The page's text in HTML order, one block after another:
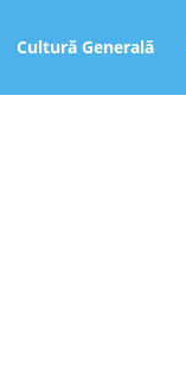
Cultură Generală